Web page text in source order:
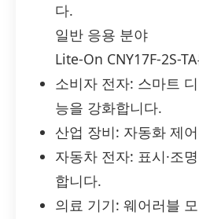
다.
일반 응용 분야
Lite-On CNY17F-2S-
소비자 전자: 스마트
능을 강화합니다.
산업 장비: 자동화 제
자동차 전자: 표시·조
합니다.
의료 기기: 웨어러블